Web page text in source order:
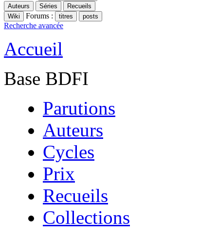
Forums :
Recherche avancée
Accueil
Base BDFI
Parutions
Auteurs
Cycles
Prix
Recueils
Collections